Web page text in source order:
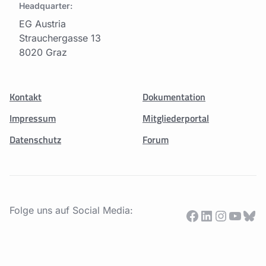
Headquarter:
EG Austria
Strauchergasse 13
8020 Graz
Kontakt
Impressum
Datenschutz
Dokumentation
Mitgliederportal
Forum
Folge uns auf Social Media: Facebook
LinkedIn